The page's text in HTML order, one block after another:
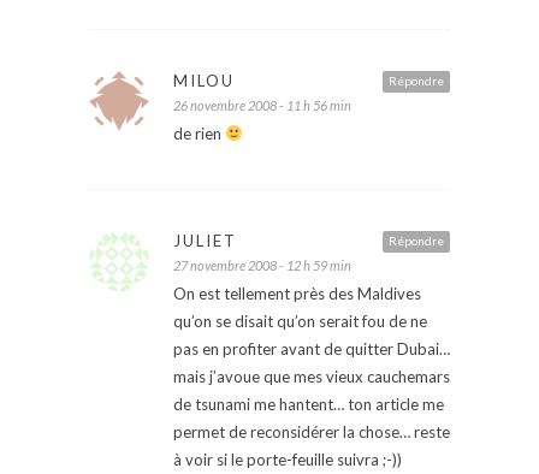
Répondre
MILOU
26 novembre 2008 - 11 h 56 min
de rien
Répondre
JULIET
27 novembre 2008 - 12 h 59 min
On est tellement près des Maldives
qu’on se disait qu’on serait fou de ne
pas en profiter avant de quitter Dubai…
mais j’avoue que mes vieux cauchemars
de tsunami me hantent… ton article me
permet de reconsidérer la chose… reste
à voir si le porte-feuille suivra ;-))